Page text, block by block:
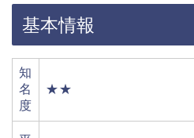
基本情報
知
名
度
★★